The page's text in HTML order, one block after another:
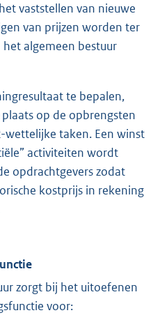
vaststellen van nieuwe
van prijzen worden ter
algemeen bestuur
te bepalen,
op de opbrengsten
wettelijke taken. Een winst
activiteiten wordt
opdrachtgevers zodat
kostprijs in rekening
zorgt bij het uitoefenen
voor: